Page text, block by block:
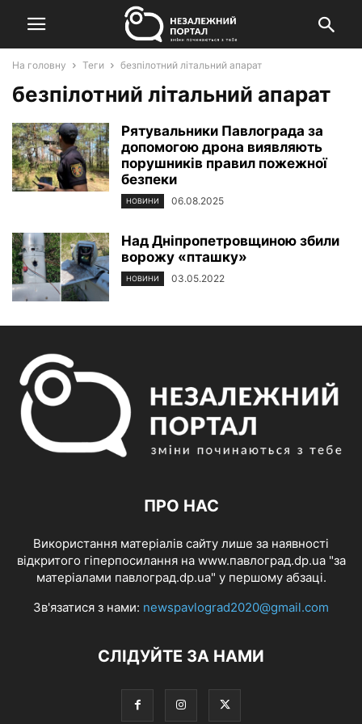
На головну Теги безпілотний літальний апарат
безпілотний літальний апарат
Рятувальники Павлограда за
допомогою дрона виявляють
порушників правил пожежної
безпеки
НОВИНИ 06.08.2025
Над Дніпропетровщиною збили
ворожу «пташку»
НОВИНИ 03.05.2022
ПРО НАС
Використання матеріалів сайту лише за наявності
відкритого гіперпосилання на www.павлоград.dp.ua "за
матеріалами павлоград.dp.ua" у першому абзаці.
Зв'язатися з нами: newspavlograd2020@gmail.com
СЛІДУЙТЕ ЗА НАМИ